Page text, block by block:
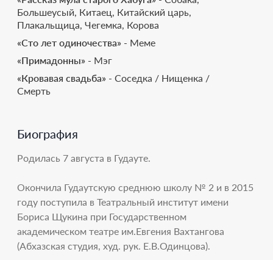
Большеусый, Китаец, Китайский царь,
Плакальщица, Чегемка, Корова
«Сто лет одиночества» - Меме
«Примадонны» - Мэг
«Кровавая свадьба» - Соседка / Нищенка /
Смерть
Биография
Родилась 7 августа в Гудауте.
Окончила Гудаутскую среднюю школу № 2 и в 2015
году поступила в Театральный институт имени
Бориса Щукина при Государственном
академическом театре им.Евгения Вахтангова
(Абхазская студия, худ. рук. Е.В.Одинцова).